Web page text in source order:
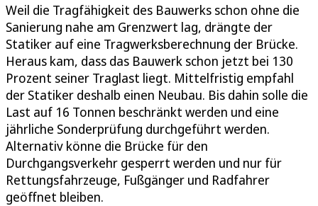
Weil die Tragfähigkeit des Bauwerks schon ohne die
Sanierung nahe am Grenzwert lag, drängte der
Statiker auf eine Tragwerksberechnung der Brücke.
Heraus kam, dass das Bauwerk schon jetzt bei 130
Prozent seiner Traglast liegt. Mittelfristig empfahl
der Statiker deshalb einen Neubau. Bis dahin solle die
Last auf 16 Tonnen beschränkt werden und eine
jährliche Sonderprüfung durchgeführt werden.
Alternativ könne die Brücke für den
Durchgangsverkehr gesperrt werden und nur für
Rettungsfahrzeuge, Fußgänger und Radfahrer
geöffnet bleiben.